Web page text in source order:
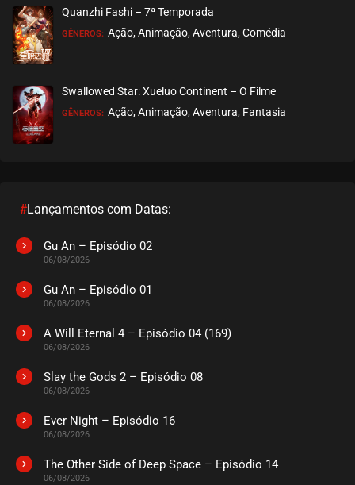
Quanzhi Fashi – 7ª Temporada
GÊNEROS: Ação, Animação, Aventura, Comédia
Swallowed Star: Xueluo Continent – O Filme
GÊNEROS: Ação, Animação, Aventura, Fantasia
#Lançamentos com Datas:
Gu An – Episódio 02
06/08/2026
Gu An – Episódio 01
06/08/2026
A Will Eternal 4 – Episódio 04 (169)
06/08/2026
Slay the Gods 2 – Episódio 08
06/08/2026
Ever Night – Episódio 16
06/08/2026
The Other Side of Deep Space – Episódio 14
06/08/2026